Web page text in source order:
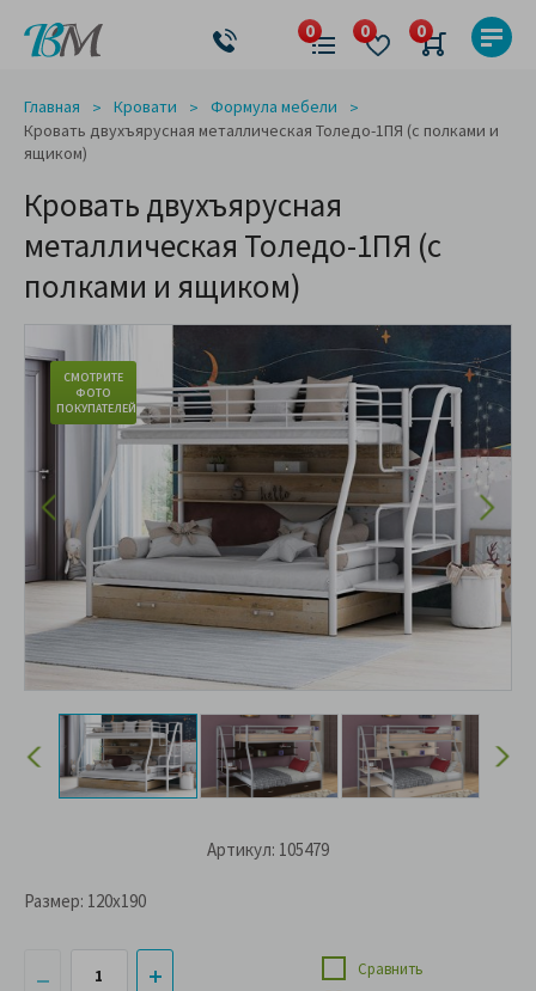
Главная Кровати
Формула мебели
Кровать двухъярусная металлическая Толедо-1ПЯ (с полками и
ящиком)
Кровать двухъярусная
металлическая Толедо-1ПЯ (с
полками и ящиком)
СМОТРИТЕ
ФОТО
ПОКУПАТЕЛЕЙ
Артикул: 105479
Сравнить
Размер: 120x190